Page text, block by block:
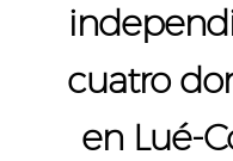
cuatro
en Lué-